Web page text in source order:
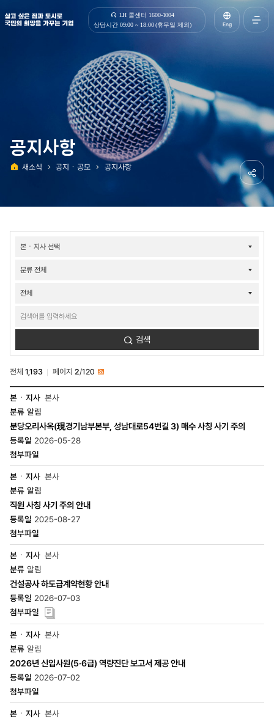
살고 싶은 집과 도시로 국민의 희망을 가꾸는 기업 | 한국토지주택공사
LH 콜센터 1600-1004
상담시간 09:00 ~ 18:00 (휴무일 제외)
Eng
열기
공지사항
새소식 공지ㆍ공모 공지사항
공유
공지/
공지사항
검색
전체 1,193 페이지 2/120
소식-
공지/
공모-
공지사항
목록
-
번호,
본
·
지사,
분류,
제목,
등록일,
첨부파일
본사
알림
분당오리사옥(現경기남부본부, 성남대로54번길 3) 매수 사칭 사기 주의
2026-05-28
본사
알림
직원 사칭 사기 주의 안내
2025-08-27
본사
알림
건설공사 하도급계약현황 안내
2026-07-03
본사
알림
2026년 신입사원(5·6급) 역량진단 보고서 제공 안내
2026-07-02
본사